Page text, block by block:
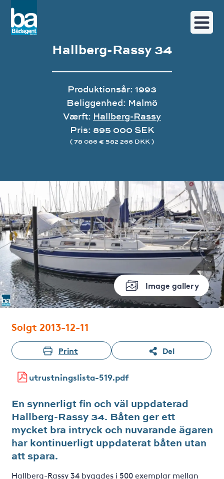
Image gallery
Hallberg-Rassy 34
Produktionsår: 1993
Beliggenhed: Malmö
Værft: Hallberg-Rassy
Pris: 895 000 SEK
( 78 086 € 582 266 DKK )
Solgt 2013-12-11
Print Del
utrustningslista-519.pdf
En synnerligt fin och väl uppdaterad
Hallberg-Rassy 34. Båten ger ett
mycket bra intryck och nuvarande ägaren
har kontinuerligt uppdaterat båten utan
att spara.
Hallberg-Rassy 34 byggdes i 500 exemplar mellan